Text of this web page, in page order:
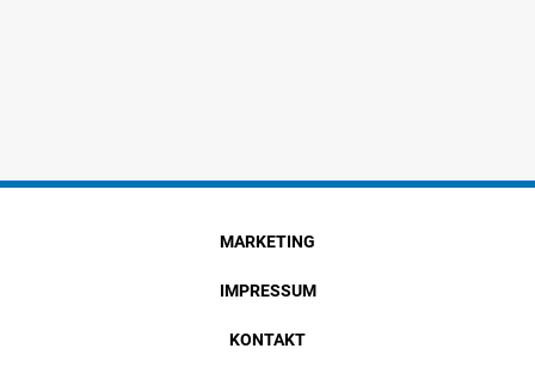
MARKETING
IMPRESSUM
KONTAKT